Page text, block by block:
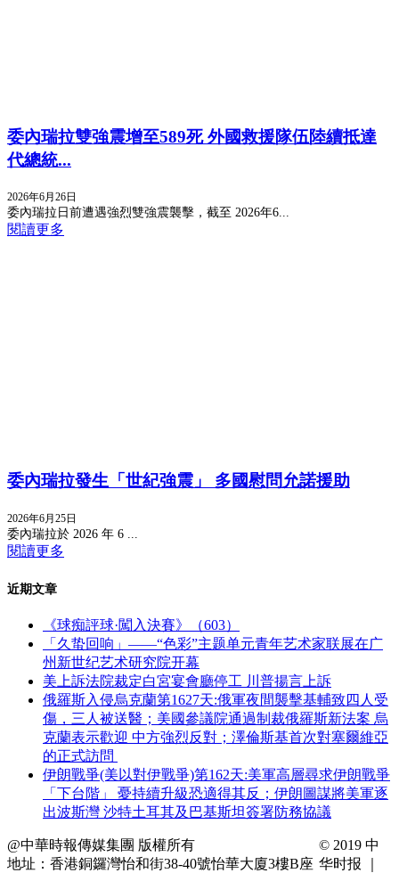
委內瑞拉雙強震增至589死 外國救援隊伍陸續抵達
代總統...
2026年6月26日
委內瑞拉日前遭遇強烈雙強震襲擊，截至 2026年6...
閱讀更多
委內瑞拉發生「世紀強震」 多國慰問允諾援助
2026年6月25日
委內瑞拉於 2026 年 6 ...
閱讀更多
近期文章
《球痴評球·闖入決賽》（603）
「久蛰回响」——“色彩”主题单元青年艺术家联展在广
州新世纪艺术研究院开幕
美上訴法院裁定白宮宴會廳停工 川普揚言上訴
俄羅斯入侵烏克蘭第1627天:俄軍夜間襲擊基輔致四人受
傷，三人被送醫；美國參議院通過制裁俄羅斯新法案 烏
克蘭表示歡迎 中方強烈反對；澤倫斯基首次對塞爾維亞
的正式訪問
伊朗戰爭(美以對伊戰爭)第162天:美軍高層尋求伊朗戰爭
「下台階」 憂持續升級恐適得其反；伊朗圖謀將美軍逐
出波斯灣 沙特土耳其及巴基斯坦簽署防務協議
@中華時報傳媒集團 版權所有
地址：香港銅鑼灣怡和街38-40號怡華大廈3樓B座
© 2019 中
华时报 ｜